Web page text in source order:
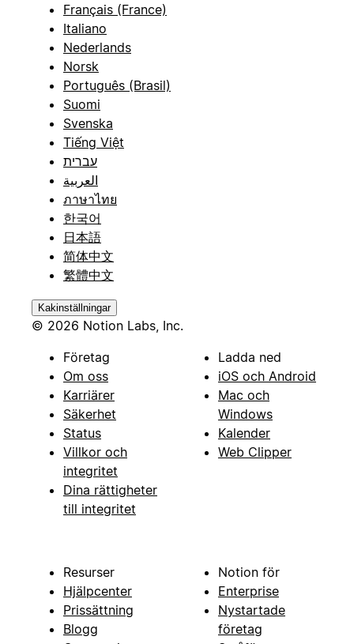
Français (France)
Italiano
Nederlands
Norsk
Português (Brasil)
Suomi
Svenska
Tiếng Việt
עברית
العربية
ภาษาไทย
한국어
日本語
简体中文
繁體中文
Kakinställningar
© 2026 Notion Labs, Inc.
Företag
Om oss
Karriärer
Säkerhet
Status
Villkor och
integritet
Dina rättigheter
till integritet
Ladda ned
iOS och Android
Mac och
Windows
Kalender
Web Clipper
Resurser
Hjälpcenter
Prissättning
Blogg
Notion för
Enterprise
Nystartade
företag